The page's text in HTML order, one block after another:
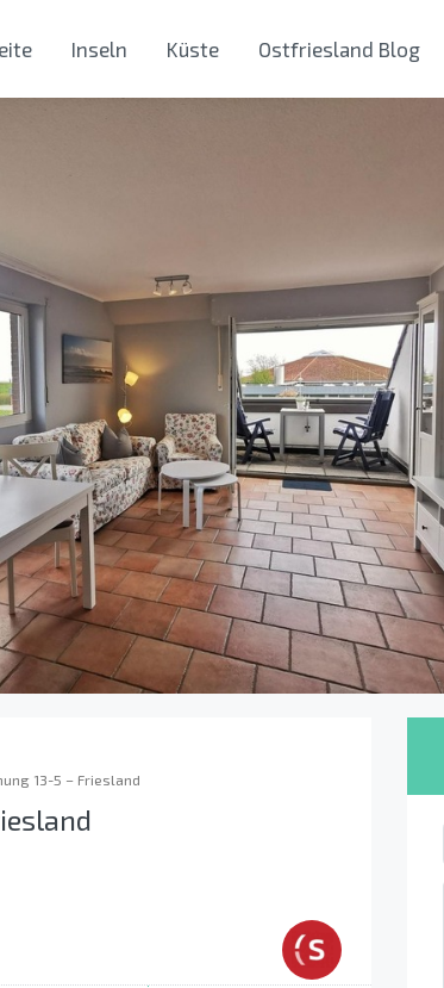
Inseln Küste Ostfriesland Blog
13-5 – Friesland